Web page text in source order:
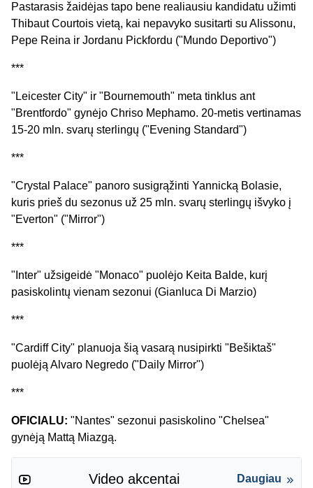
Pastarasis žaidėjas tapo bene realiausiu kandidatu užimti
Thibaut Courtois vietą, kai nepavyko susitarti su Alissonu,
Pepe Reina ir Jordanu Pickfordu ("Mundo Deportivo")
***
"Leicester City" ir "Bournemouth" meta tinklus ant
"Brentfordo" gynėjo Chriso Mephamo. 20-metis vertinamas
15-20 mln. svarų sterlingų ("Evening Standard")
***
"Crystal Palace" panoro susigrąžinti Yannicką Bolasie,
kuris prieš du sezonus už 25 mln. svarų sterlingų išvyko į
"Everton" ("Mirror")
***
"Inter" užsigeidė "Monaco" puolėjo Keita Balde, kurį
pasiskolintų vienam sezonui (Gianluca Di Marzio)
***
"Cardiff City" planuoja šią vasarą nusipirkti "Bešiktaš"
puolėją Alvaro Negredo ("Daily Mirror")
***
OFICIALU: "Nantes" sezonui pasiskolino "Chelsea"
gynėją Mattą Miazgą.
Video akcentai Daugiau